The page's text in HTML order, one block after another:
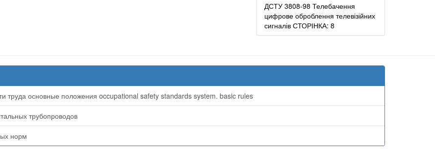
ДСТУ 3808-98 Телебачення
цифрове оброблення телевізійних
сигналів СТОРІНКА: 8
труда основные положения occupational safety standards system. basic rules
трубопроводов
норм